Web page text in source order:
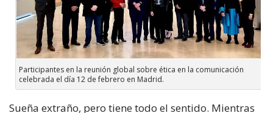
Participantes en la reunión global sobre ética en la comunicación
celebrada el día 12 de febrero en Madrid.
Sueña extraño, pero tiene todo el sentido. Mientras